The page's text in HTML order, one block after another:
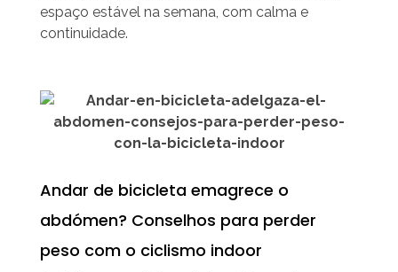
espaço estável na semana, com calma e
continuidade.
Andar de bicicleta emagrece o
abdómen? Conselhos para perder
peso com o ciclismo indoor